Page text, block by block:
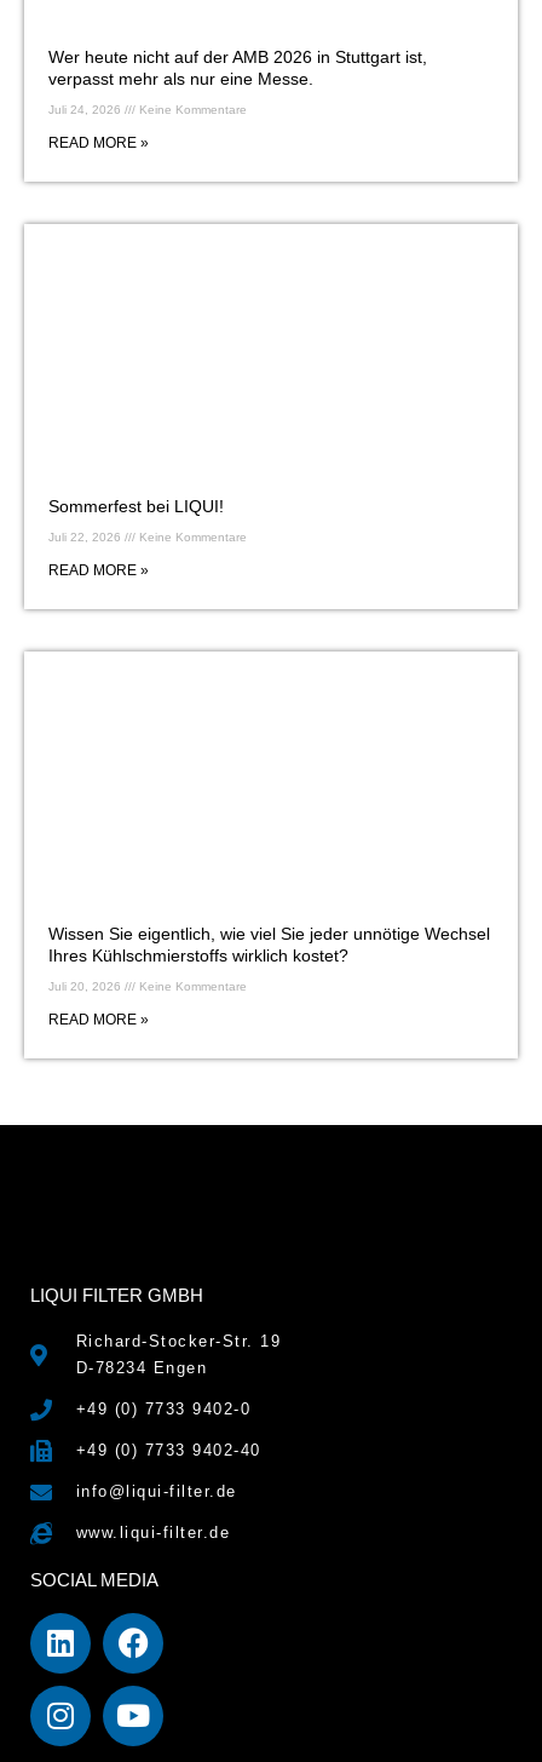
Wer heute nicht auf der AMB 2026 in Stuttgart ist,
verpasst mehr als nur eine Messe.
Juli 24, 2026 Keine Kommentare
READ MORE »
Sommerfest bei LIQUI!
Juli 22, 2026 Keine Kommentare
READ MORE »
Wissen Sie eigentlich, wie viel Sie jeder unnötige Wechsel
Ihres Kühlschmierstoffs wirklich kostet?
Juli 20, 2026 Keine Kommentare
READ MORE »
LIQUI FILTER GMBH
Richard-Stocker-Str. 19
D-78234 Engen
+49 (0) 7733 9402-0
+49 (0) 7733 9402-40
info@liqui-filter.de
www.liqui-filter.de
SOCIAL MEDIA